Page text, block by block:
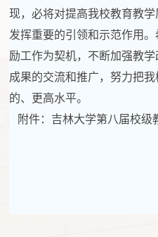
现，必将对提高我校教育教
发挥重要的引领和示范作用
励工作为契机，不断加强教
成果的交流和推广，努力把
的、更高水平。
附件：吉林大学第八届校级
吉林
2018年